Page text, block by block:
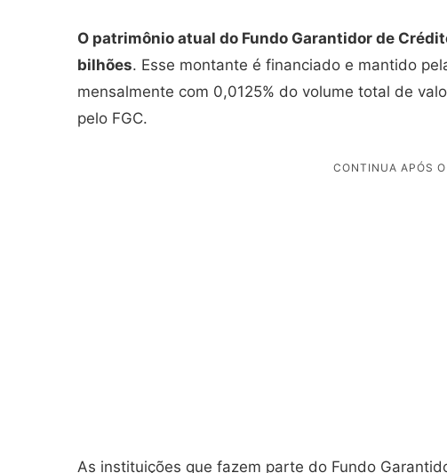
O patrimônio atual do Fundo Garantidor de
bilhões. Esse montante é financiado e mantido
mensalmente com 0,0125% do volume total de
pelo FGC.
As instituições que fazem parte do Fundo